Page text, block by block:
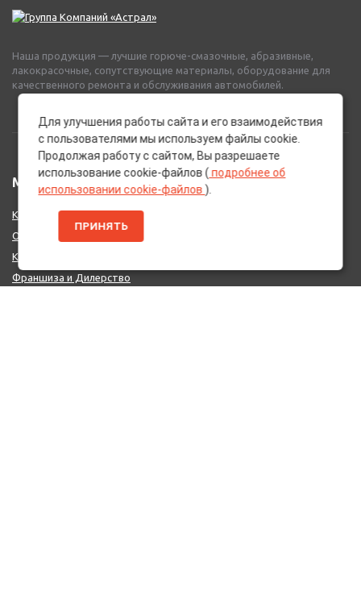
Наша продукция — лучшие горюче-смазочные, абразивные,
лакокрасочные, сопутствующие материалы, оборудование для
качественного ремонта и обслуживания автомобилей.
МЕНЮ
Каталог Брендов
О нас
Контакты
Франшиза и Дилерство
Для улучшения работы сайта и его взаимодействия
с пользователями мы используем файлы cookie.
Продолжая работу с сайтом, Вы разрешаете
использование cookie-файлов ( подробнее об
использовании cookie-файлов ).
ПРИНЯТЬ